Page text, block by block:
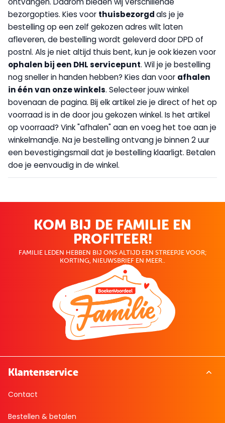
bezorgopties. Kies voor thuisbezorgdals je je
bestelling op een zelf gekozen adres wilt laten
afleveren, de bestelling wordt geleverd door DPD of
postnl. Als je niet altijd thuis bent, kun je ook kiezen voor
ophalen bij een DHL servicepunt. Wil je je bestelling
nog sneller in handen hebben? Kies dan voor afhalen
in één van onze winkels. Selecteer jouw winkel
bovenaan de pagina. Bij elk artikel zie je direct of het op
voorraad is in de door jou gekozen winkel. Is het artikel
op voorraad? Vink "afhalen" aan en voeg het toe aan je
winkelmandje. Na je bestelling ontvang je binnen 2 uur
een bevestigingsmail dat je bestelling klaarligt. Betalen
doe je eenvoudig in de winkel.
KOM BIJ DE FAMILIE EN
PROFITEER!
FAMILIE LEDEN HEBBEN BIJ ONS ALTIJD EEN STREEPJE VOOR;
KORTING, NIEUWSBRIEF EN MEER..
Klantenservice
Contact
Bestellen & betalen